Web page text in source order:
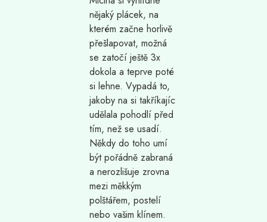
nějaký plácek, na
kterém začne horlivě
přešlapovat, možná
se zatočí ještě 3x
dokola a teprve poté
si lehne. Vypadá to,
jakoby na si takříkajíc
udělala pohodlí před
tím, než se usadí.
Někdy do toho umí
být pořádně zabraná
a nerozlišuje zrovna
mezi měkkým
polštářem, postelí
nebo vašim klínem.